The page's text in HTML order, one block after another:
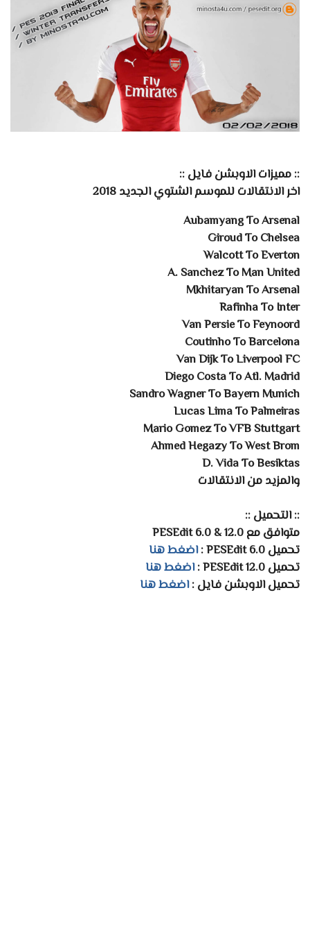
:: مميزات الاوبشن فايل ::
اخر الانتقالات للموسم الشتوي الجديد 2018
Aubamyang To Arsenal
Giroud To Chelsea
Walcott To Everton
A. Sanchez To Man United
Mkhitaryan To Arsenal
Rafinha To Inter
Van Persie To Feynoord
Coutinho To Barcelona
Van Dijk To Liverpool FC
Diego Costa To Atl. Madrid
Sandro Wagner To Bayern Munich
Lucas Lima To Palmeiras
Mario Gomez To VFB Stuttgart
Ahmed Hegazy To West Brom
D. Vida To Besiktas
والمزيد من الانتقالات
:: التحميل ::
متوافق مع PESEdit 6.0 & 12.0
تحميل PESEdit 6.0 :
اضغط هنا
تحميل PESEdit 12.0 :
اضغط هنا
تحميل الاوبشن فايل :اضغط هنا